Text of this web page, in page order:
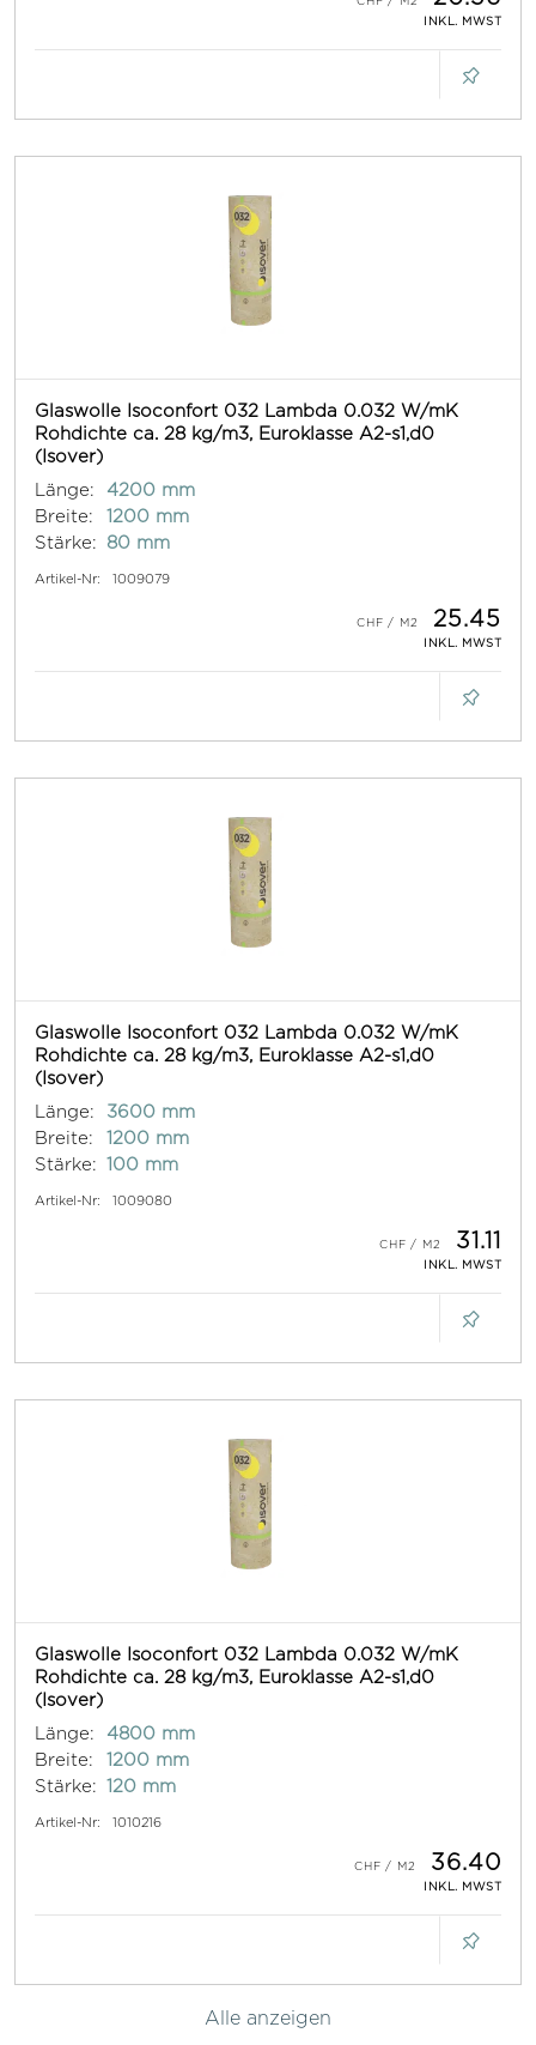
INKL. MWST
Glaswolle Isoconfort 032 Lambda 0.032 W/mK
Rohdichte ca. 28 kg/m3, Euroklasse A2-s1,d0
(Isover)
Länge:
4200 mm
Breite:
1200 mm
Stärke:
80 mm
Artikel-Nr: 1009079
25.45
INKL. MWST
Glaswolle Isoconfort 032 Lambda 0.032 W/mK
Rohdichte ca. 28 kg/m3, Euroklasse A2-s1,d0
(Isover)
Länge:
3600 mm
Breite:
1200 mm
Stärke: 100 mm
Artikel-Nr: 1009080
31.11
INKL. MWST
Glaswolle Isoconfort 032 Lambda 0.032 W/mK
Rohdichte ca. 28 kg/m3, Euroklasse A2-s1,d0
(Isover)
Länge:
4800 mm
Breite:
1200 mm
Stärke: 120 mm
Artikel-Nr: 1010216
36.40
INKL. MWST
Alle anzeigen